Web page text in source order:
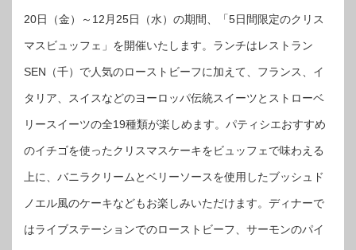
20日（金）～12月25日（水）の期間、「5日間限定のクリス
マスビュッフェ」を開催いたします。ランチはレストラン
SEN（千）で人気のローストビーフに加えて、フランス、イ
タリア、スイスなどのヨーロッパ伝統スイーツとストローベ
リースイーツの全19種類が楽しめます。パティシエおすすめ
のイチゴを使ったクリスマスケーキをビュッフェで味わえる
上に、バニラクリームとベリーソースを使用したブッシュド
ノエル風のケーキなどもお楽しみいただけます。ディナーで
はライブステーションでのローストビーフ、サーモンのパイ